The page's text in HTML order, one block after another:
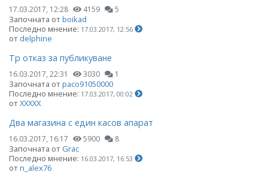
17.03.2017, 12:28 4159 5
Започната отboikad
Последно мнение: 17.03.2017, 12:56
от delphine
Тр отказ за публикуване
16.03.2017, 22:31 3030 1
Започната отpaco91050000
Последно мнение: 17.03.2017, 00:02
отХХХХХ
Два магазина с един касов апарат
16.03.2017, 16:17 5900 8
Започната отGrac
Последно мнение: 16.03.2017, 16:53
отn_alex76